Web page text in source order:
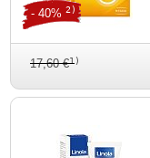
17,60 €1)
- 40% 2)